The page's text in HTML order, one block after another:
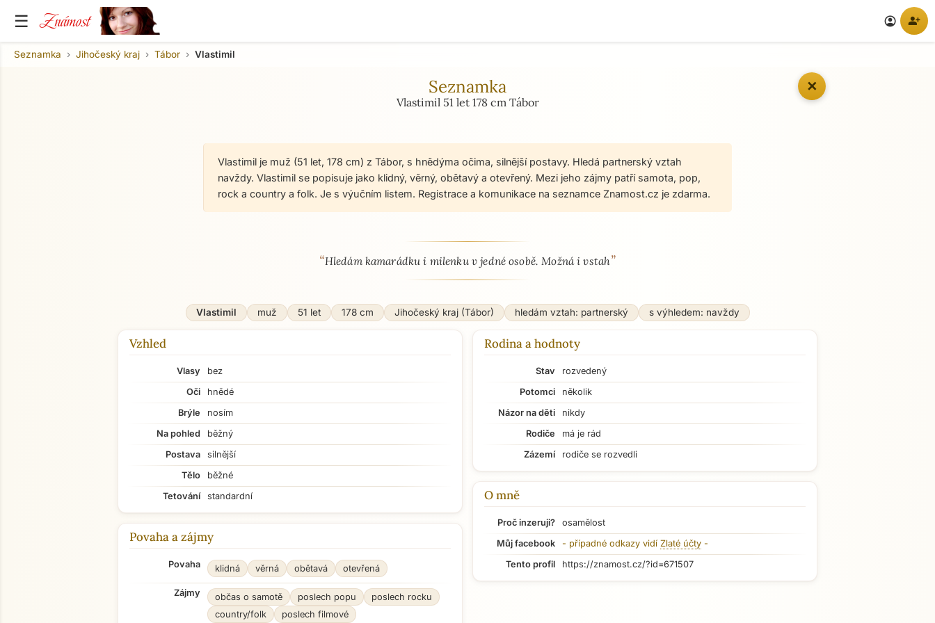
☰ Známost account_circle person_add
✕
Seznamka Jihočeský kraj Tábor Vlastimil
Seznamka
Vlastimil 51 let 178 cm Tábor
Vlastimil je muž (51 let, 178 cm) z Tábor, s hnědýma očima, silnější postavy. Hledá partnerský vztah
navždy. Vlastimil se popisuje jako klidný, věrný, obětavý a otevřený. Mezi jeho zájmy patří samota, pop,
rock a country a folk. Je s výučním listem. Registrace a komunikace na seznamce Znamost.cz je zdarma.
O mně - seznamka profil
“Hledám kamarádku i milenku v jedné osobě. Možná i vstah”
Vlastimil muž 51 let 178 cm Jihočeský kraj (Tábor) hledám vztah: partnerský s výhledem: navždy
Vzhled
Vlasy
bez
Oči
hnědé
Brýle
nosím
Na pohled
běžný
Postava
silnější
Tělo
běžné
Tetování
standardní
Povaha a zájmy
Povaha klidná věrná obětavá otevřená
Zájmy občas o samotě poslech popu
poslech rocku
country/folk
poslech filmové
Rodina a hodnoty
Stav
rozvedený
Potomci
několik
Názor na děti
nikdy
Rodiče
má je rád
Zázemí
rodiče se rozvedli
O mně
Proč inzeruji?
osamělost
Můj facebook
- případné odkazy vidí Zlaté účty -
Tento profil
https://znamost.cz/?id=671507